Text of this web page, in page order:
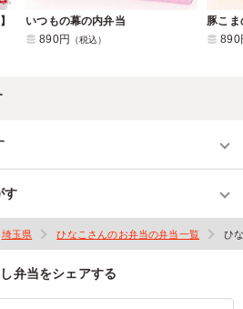
いつもの幕の内弁当
890円
（税込）
豚こま
890
す
埼玉県 ひなこさんのお弁当の弁当一覧 ひ
弁当をシェアする